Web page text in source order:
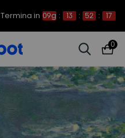
Termina in 09g : 13 : 52 : 16
0